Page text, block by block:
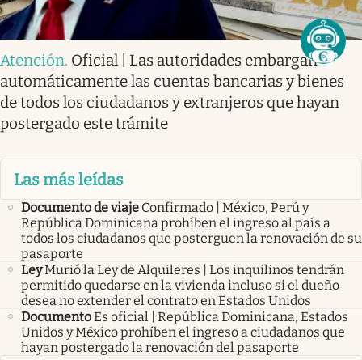
Atención. Oficial | Las autoridades embargan
automáticamente las cuentas bancarias y bienes
de todos los ciudadanos y extranjeros que hayan
postergado este trámite
Las más leídas
Documento de viaje Confirmado | México, Perú y
República Dominicana prohíben el ingreso al país a
todos los ciudadanos que posterguen la renovación de su
pasaporte
LeyMurió la Ley de Alquileres | Los inquilinos tendrán
permitido quedarse en la vivienda incluso si el dueño
desea no extender el contrato en Estados Unidos
DocumentoEs oficial | República Dominicana, Estados
Unidos y México prohíben el ingreso a ciudadanos que
hayan postergado la renovación del pasaporte